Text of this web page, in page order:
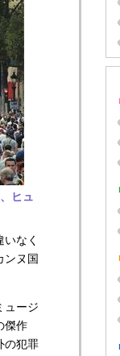
ヒュ
なく
ンヌ国
ュージ
傑作
の犯罪